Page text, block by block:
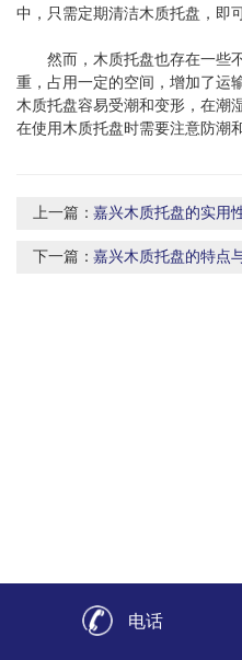
中，只需定期清洁木质托盘，即
然而，木质托盘也存在一些
重，占用一定的空间，增加了运
木质托盘容易受潮和变形，在潮
在使用木质托盘时需要注意防潮
上一篇：嘉兴木质托盘的实用
下一篇：嘉兴木质托盘的特点
电话